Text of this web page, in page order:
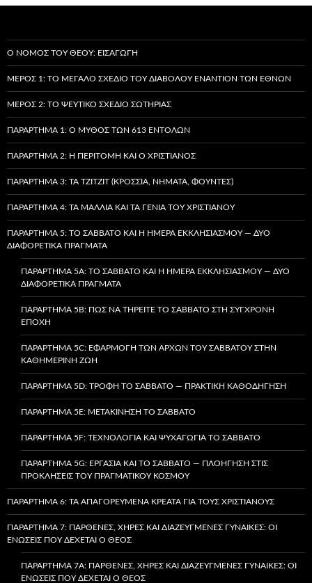
Ο ΝΌΜΟΣ ΤΟΥ ΘΕΟΎ: ΕΙΣΑΓΩΓΉ
ΜΈΡΟΣ 1: ΤΟ ΜΕΓΆΛΟ ΣΧΈΔΙΟ ΤΟΥ ΔΙΑΒΌΛΟΥ ΕΝΑΝΤΊΟΝ ΤΩΝ ΕΘΝΏΝ
ΜΈΡΟΣ 2: ΤΟ ΨΕΎΤΙΚΟ ΣΧΈΔΙΟ ΣΩΤΗΡΊΑΣ
ΠΑΡΆΡΤΗΜΑ 1: Ο ΜΎΘΟΣ ΤΩΝ 613 ΕΝΤΟΛΏΝ
ΠΑΡΆΡΤΗΜΑ 2: Η ΠΕΡΙΤΟΜΉ ΚΑΙ Ο ΧΡΙΣΤΙΑΝΌΣ
ΠΑΡΆΡΤΗΜΑ 3: ΤΑ TZITZIT (ΚΡΌΣΣΙΑ, ΝΉΜΑΤΑ, ΦΟΎΝΤΕΣ)
ΠΑΡΆΡΤΗΜΑ 4: ΤΑ ΜΑΛΛΙΆ ΚΑΙ ΤΑ ΓΈΝΙΑ ΤΟΥ ΧΡΙΣΤΙΑΝΟΎ
ΠΑΡΆΡΤΗΜΑ 5: ΤΟ ΣΆΒΒΑΤΟ ΚΑΙ Η ΗΜΈΡΑ ΕΚΚΛΗΣΙΑΣΜΟΎ — ΔΎΟ
ΔΙΑΦΟΡΕΤΙΚΆ ΠΡΆΓΜΑΤΑ
ΠΑΡΆΡΤΗΜΑ 5A: ΤΟ ΣΆΒΒΑΤΟ ΚΑΙ Η ΗΜΈΡΑ ΕΚΚΛΗΣΙΑΣΜΟΎ — ΔΎΟ
ΔΙΑΦΟΡΕΤΙΚΆ ΠΡΆΓΜΑΤΑ
ΠΑΡΆΡΤΗΜΑ 5B: ΠΏΣ ΝΑ ΤΗΡΕΊΤΕ ΤΟ ΣΆΒΒΑΤΟ ΣΤΗ ΣΎΓΧΡΟΝΗ
ΕΠΟΧΉ
ΠΑΡΆΡΤΗΜΑ 5C: ΕΦΑΡΜΟΓΉ ΤΩΝ ΑΡΧΏΝ ΤΟΥ ΣΑΒΒΆΤΟΥ ΣΤΗΝ
ΚΑΘΗΜΕΡΙΝΉ ΖΩΉ
ΠΑΡΆΡΤΗΜΑ 5D: ΤΡΟΦΉ ΤΟ ΣΆΒΒΑΤΟ — ΠΡΑΚΤΙΚΉ ΚΑΘΟΔΉΓΗΣΗ
ΠΑΡΆΡΤΗΜΑ 5E: ΜΕΤΑΚΊΝΗΣΗ ΤΟ ΣΆΒΒΑΤΟ
ΠΑΡΆΡΤΗΜΑ 5F: ΤΕΧΝΟΛΟΓΊΑ ΚΑΙ ΨΥΧΑΓΩΓΊΑ ΤΟ ΣΆΒΒΑΤΟ
ΠΑΡΆΡΤΗΜΑ 5G: ΕΡΓΑΣΊΑ ΚΑΙ ΤΟ ΣΆΒΒΑΤΟ — ΠΛΟΉΓΗΣΗ ΣΤΙΣ
ΠΡΟΚΛΉΣΕΙΣ ΤΟΥ ΠΡΑΓΜΑΤΙΚΟΎ ΚΌΣΜΟΥ
ΠΑΡΆΡΤΗΜΑ 6: ΤΑ ΑΠΑΓΟΡΕΥΜΈΝΑ ΚΡΈΑΤΑ ΓΙΑ ΤΟΥΣ ΧΡΙΣΤΙΑΝΟΎΣ
ΠΑΡΆΡΤΗΜΑ 7: ΠΑΡΘΈΝΕΣ, ΧΉΡΕΣ ΚΑΙ ΔΙΑΖΕΥΓΜΈΝΕΣ ΓΥΝΑΊΚΕΣ: ΟΙ
ΕΝΏΣΕΙΣ ΠΟΥ ΔΈΧΕΤΑΙ Ο ΘΕΌΣ
ΠΑΡΆΡΤΗΜΑ 7A: ΠΑΡΘΈΝΕΣ, ΧΉΡΕΣ ΚΑΙ ΔΙΑΖΕΥΓΜΈΝΕΣ ΓΥΝΑΊΚΕΣ: ΟΙ
ΕΝΏΣΕΙΣ ΠΟΥ ΔΈΧΕΤΑΙ Ο ΘΕΌΣ